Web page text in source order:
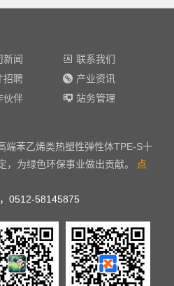
新闻
联系我们
招聘
产业资讯
伙伴 站务管理
端苯乙烯类热塑性弹性体TPE-S十
，为绿色环保事业做出贡献。 点
0512-58145875